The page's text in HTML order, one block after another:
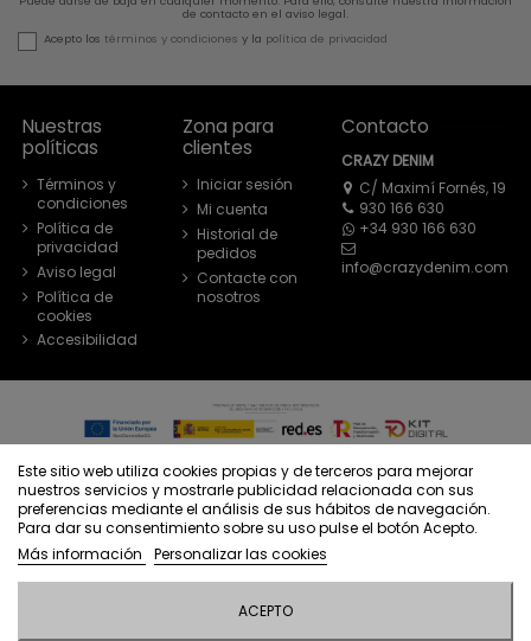
de contacto en el aviso legal.
Acepto los términos y condiciones y la política de privacidad
Nuestras
políticas
Términos y
condiciones
Política de
privacidad
Aviso legal
Política de
cookies
Accesibilidad
Zona para
clientes
Iniciar sesión
Mi cuenta
Historial de
pedidos
Contacte con
nosotros
Contacto
CRAZY DENIM
C/ Maximí Fornés, 19
930 166 630
+34 930 166 630
info@crazydenim.com
Este sitio web utiliza cookies propias y de terceros para mejorar
nuestros servicios y mostrarle publicidad relacionada con sus
preferencias mediante el análisis de sus hábitos de navegación.
Para dar su consentimiento sobre su uso pulse el botón Acepto.
Más información
Personalizar las cookies
ACEPTO
© Crazy Denim - Todos los derechos reservados - Powered by
bytefactory